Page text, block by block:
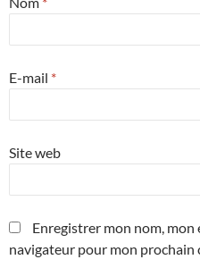
E-mail *
Site web
Enregistrer mon nom, mon
navigateur pour mon prochain